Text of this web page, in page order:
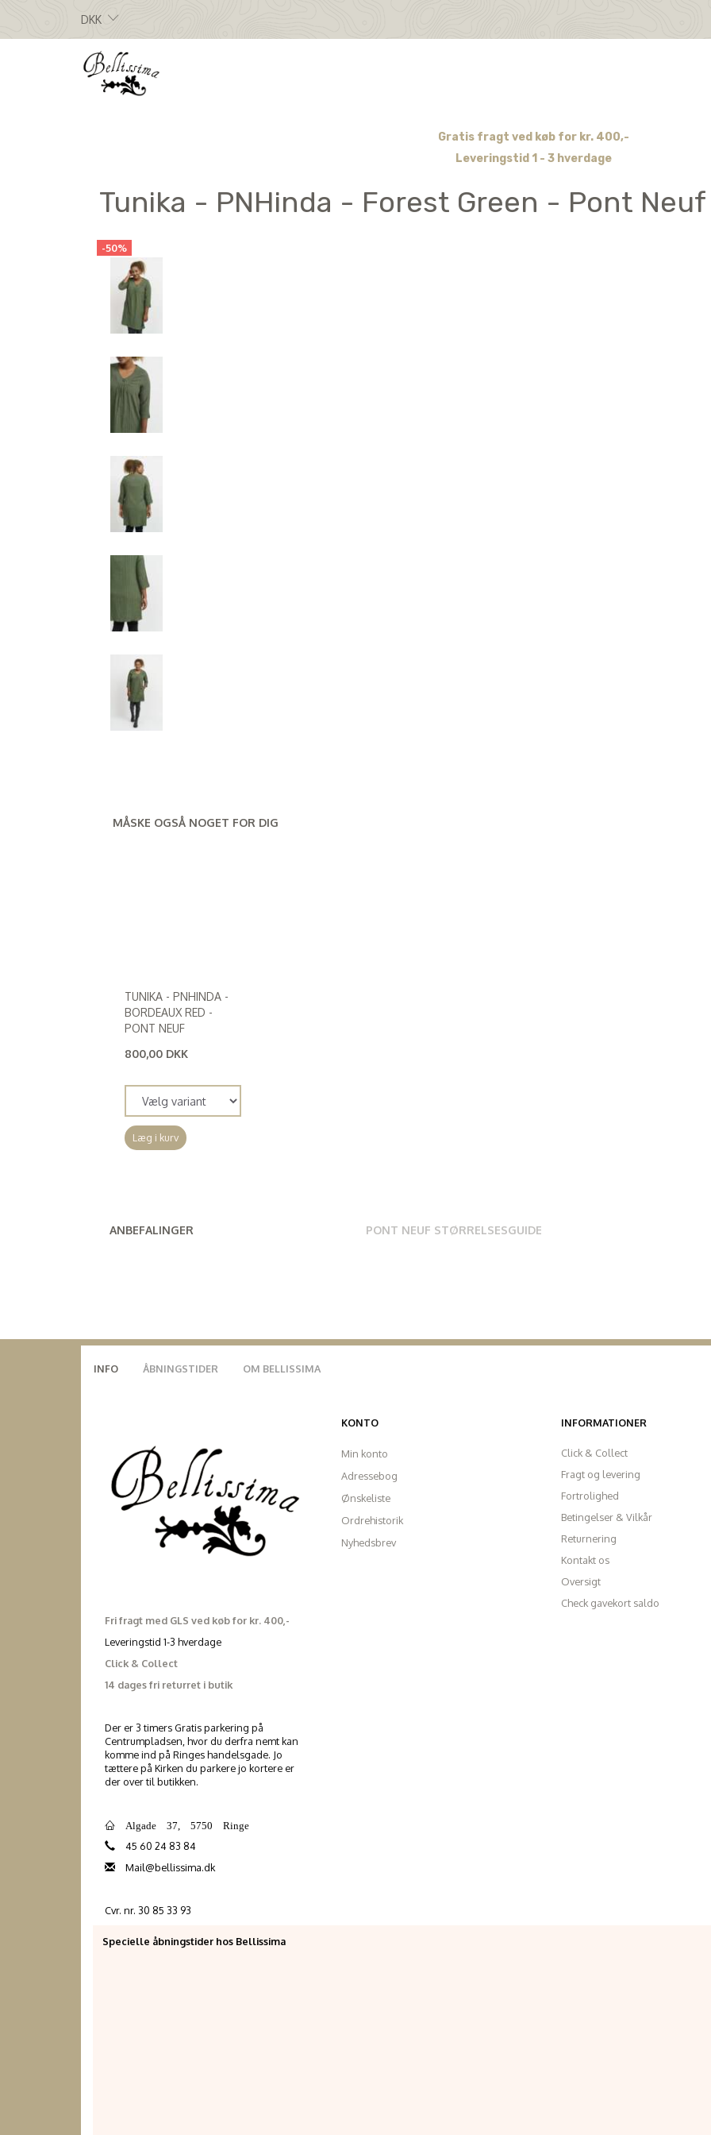
DKK
Gratis fragt ved køb for kr. 400,-
Leveringstid 1 - 3 hverdage
Tunika - PNHinda - Forest Green - Pont Neuf
-50%
MÅSKE OGSÅ NOGET FOR DIG
TUNIKA - PNHINDA -
BORDEAUX RED -
PONT NEUF
800,00 DKK
Læg i kurv
ANBEFALINGER PONT NEUF STØRRELSESGUIDE
INFO ÅBNINGSTIDER OM BELLISSIMA
Fri fragt med GLS ved køb for kr. 400,-
Leveringstid 1-3 hverdage
Click & Collect
14 dages fri returret i butik
Der er 3 timers Gratis parkering på
Centrumpladsen, hvor du derfra nemt kan
komme ind på Ringes handelsgade. Jo
tættere på Kirken du parkere jo kortere er
der over til butikken.
Algade 37, 5750 Ringe
45 60 24 83 84
Mail@bellissima.dk
Cvr. nr. 30 85 33 93
KONTO
Min konto
Adressebog
Ønskeliste
Ordrehistorik
Nyhedsbrev
INFORMATIONER
Click & Collect
Fragt og levering
Fortrolighed
Betingelser & Vilkår
Returnering
Kontakt os
Oversigt
Check gavekort saldo
Specielle åbningstider hos Bellissima